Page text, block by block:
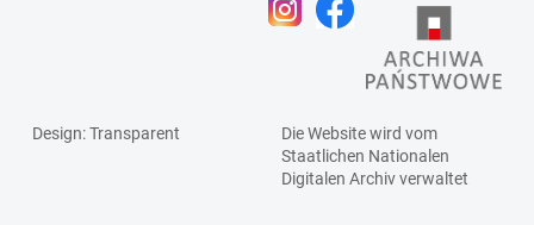
Design: Transparent
Die Website wird vom
Staatlichen Nationalen
Digitalen Archivverwaltet